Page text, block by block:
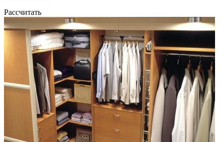
Рассчитать